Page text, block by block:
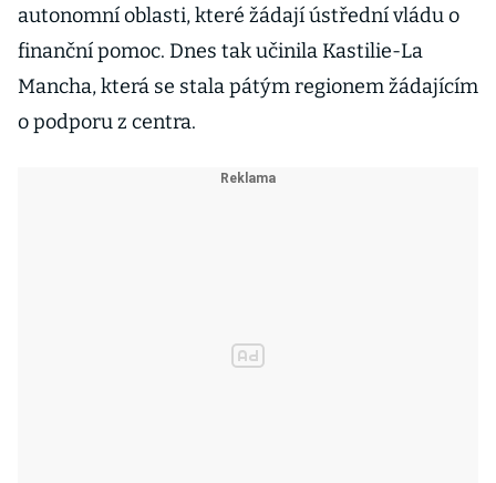
autonomní oblasti, které žádají ústřední vládu o
finanční pomoc. Dnes tak učinila Kastilie-La
Mancha, která se stala pátým regionem žádajícím
o podporu z centra.